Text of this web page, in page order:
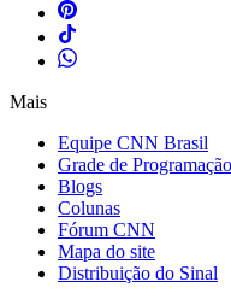
Mais
Equipe CNN Brasil
Grade de Programação
Blogs
Colunas
Fórum CNN
Mapa do site
Distribuição do Sinal